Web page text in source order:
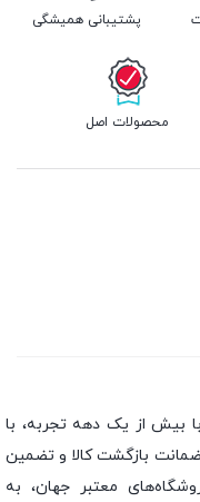
پشتیبانی همیشگی
محصولات اصل
بیش از یک دهه تجربه، با
سه اصل، پرداخت در محل، ۷ روز ضمانت بازگشت کالا و تضمین
معتبر جهان، به